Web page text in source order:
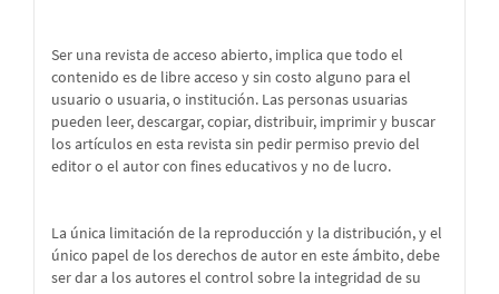
Ser una revista de acceso abierto, implica que todo el
contenido es de libre acceso y sin costo alguno para el
usuario o usuaria, o institución. Las personas usuarias
pueden leer, descargar, copiar, distribuir, imprimir y buscar
los artículos en esta revista sin pedir permiso previo del
editor o el autor con fines educativos y no de lucro.
La única limitación de la reproducción y la distribución, y el
único papel de los derechos de autor en este ámbito, debe
ser dar a los autores el control sobre la integridad de su